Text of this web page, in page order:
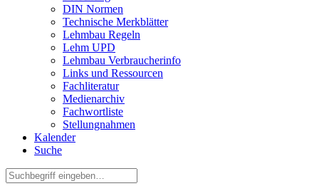
DIN Normen
Technische Merkblätter
Lehmbau Regeln
Lehm UPD
Lehmbau Verbraucherinfo
Links und Ressourcen
Fachliteratur
Medienarchiv
Fachwortliste
Stellungnahmen
Kalender
Suche